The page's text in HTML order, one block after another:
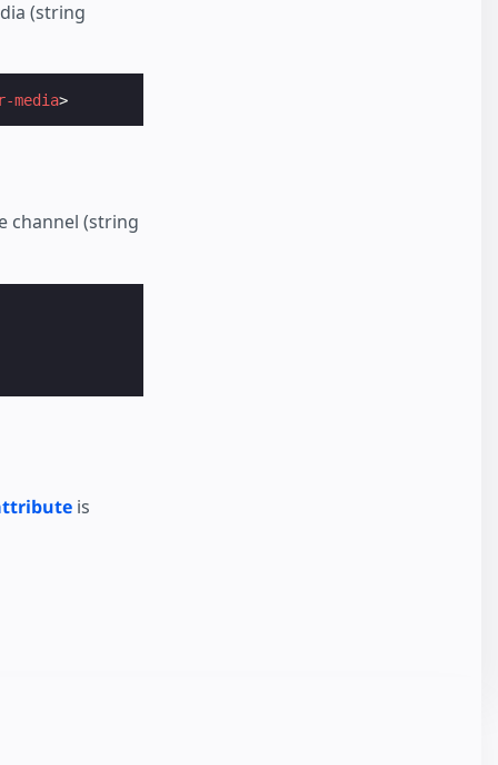
(string
media>
channel (string
is